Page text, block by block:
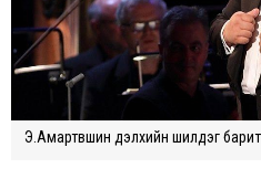
Э.Амартүвшин дэлхийн шилдэг